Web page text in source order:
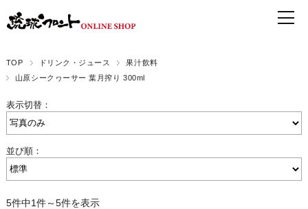
TOP ドリンク・ジュース
果汁飲料
山原シークヮーサー 葉月搾り 300ml
表示切替：
並び順：
5件中1件～5件を表示